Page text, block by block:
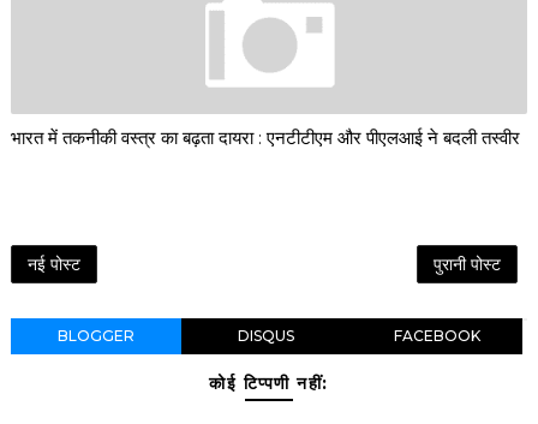
भारत में तकनीकी वस्त्र का बढ़ता दायरा : एनटीटीएम और पीएलआई ने बदली तस्वीर
नई पोस्ट पुरानी पोस्ट
BLOGGER DISQUS FACEBOOK
कोई टिप्पणी नहीं: